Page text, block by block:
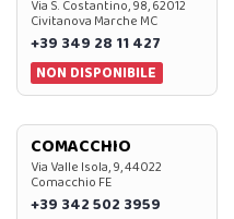
Via S. Costantino, 98, 62012
Civitanova Marche MC
+39 349 28 11 427
NON DISPONIBILE
COMACCHIO
Via Valle Isola, 9, 44022
Comacchio FE
+39 342 502 3959